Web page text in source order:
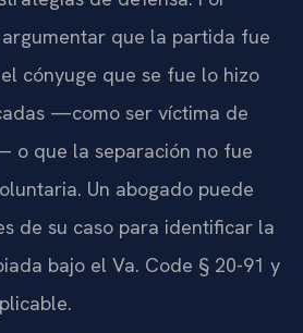
que la partida fue
cónyuge que se fue lo hizo
—como ser víctima de
o que la separación no fue
Un abogado puede
de su caso para identificar la
bajo el Va. Code § 20-91 y